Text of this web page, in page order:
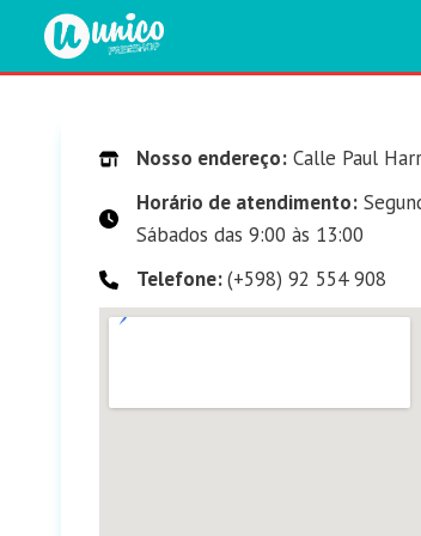
contenido
Nosso endereço: Calle Paul
Horário de atendimento:
Sábados das 9:00 às 13:00
Telefone:(+598) 92 554 908